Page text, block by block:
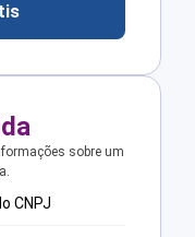
sobre um
CNPJ